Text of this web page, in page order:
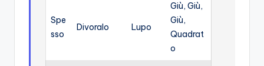
Spe
sso
Divoralo Lupo
Giù, Giù,
Giù,
Quadrat
o